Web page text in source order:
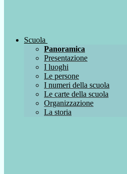
Scuola
Panoramica
Presentazione
I luoghi
Le persone
I numeri della scuola
Le carte della scuola
Organizzazione
La storia